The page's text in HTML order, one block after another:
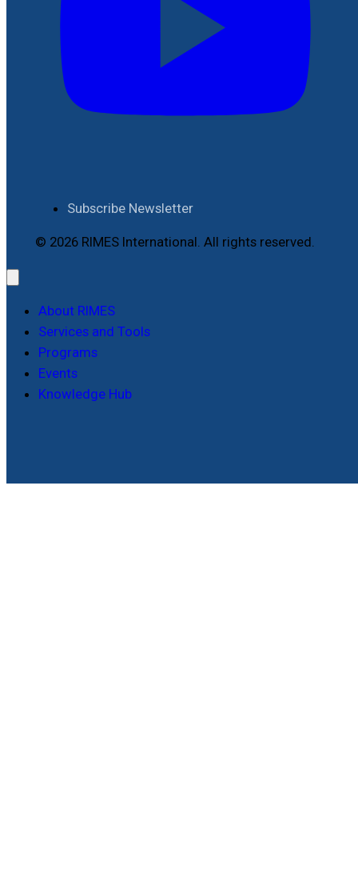
Subscribe Newsletter
© 2026 RIMES International. All rights reserved.
About RIMES
Services and Tools
Programs
Events
Knowledge Hub